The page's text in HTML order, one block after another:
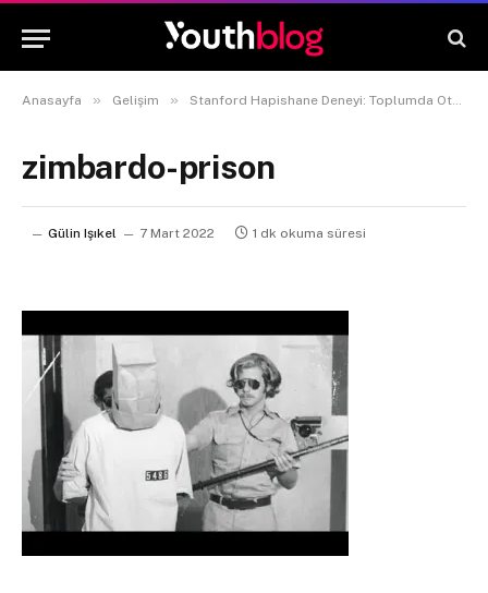
Anasayfa » Gelişim » Stanford Hapishane Deneyi: Toplumda Otorite Rolü
zimbardo-prison
Gülin Işıkel 7 Mart 2022 1 dk okuma süresi